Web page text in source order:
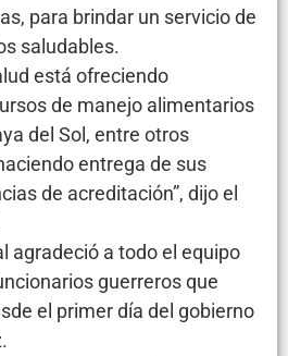
para brindar un servicio de
saludables.
está ofreciendo
de manejo alimentarios
del Sol, entre otros
entrega de sus
de acreditación”, dijo el
agradeció a todo el equipo
guerreros que
el primer día del gobierno